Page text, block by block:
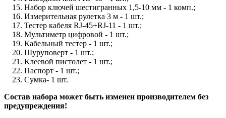
Набор ключей шестигранных 1,5-10 мм - 1 комп.;
Измерительная рулетка 3 м - 1 шт.;
Тестер кабеля RJ-45+RJ-11 - 1 шт.;
Мультиметр цифровой - 1 шт.;
Кабельный тестер - 1 шт.;
Шуруповерт - 1 шт.;
Клеевой пистолет - 1 шт.;
Паспорт - 1 шт.;
Сумка- 1 шт.
Состав набора может быть изменен производителем без
предупреждения!